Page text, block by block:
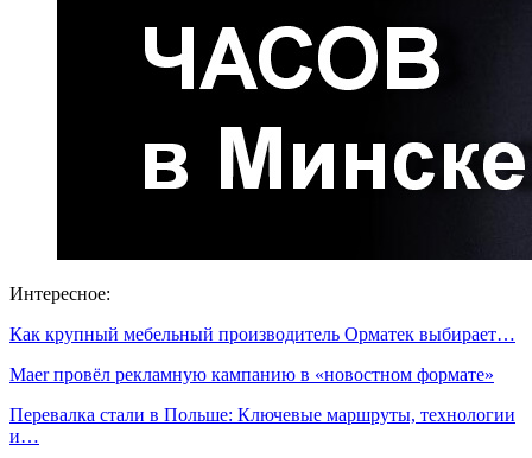
Интересное:
Как крупный мебельный производитель Орматек выбирает…
Maer провёл рекламную кампанию в «новостном формате»
Перевалка стали в Польше: Ключевые маршруты, технологии
и…